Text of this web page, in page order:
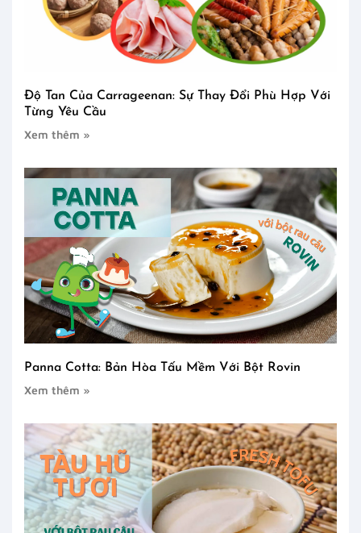
Độ Tan Của Carrageenan: Sự Thay Đổi Phù Hợp Với
Từng Yêu Cầu
Xem thêm »
Panna Cotta: Bản Hòa Tấu Mềm Với Bột Rovin
Xem thêm »